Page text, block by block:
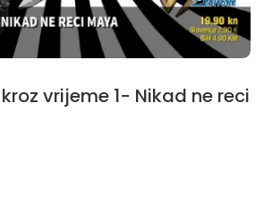
vrijeme 1- Nikad ne reci